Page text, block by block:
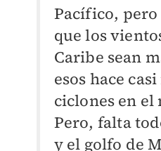
Pacífico, pero
que los
Caribe sean
esos hace
ciclones en el
Pero, falta
y el golfo de